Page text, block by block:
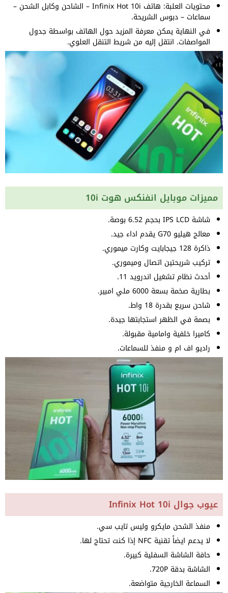
محتويات العلبة: هاتف Infinix Hot 10i – الشاحن وكابل الشحن –
سماعات – دبوس الشريحة.
في النهاية يمكن معرفة المزيد حول الهاتف بواسطة جدول
المواصفات. انتقل إليه من شريط التنقل العلوي.
مميزات موبايل انفنكس هوت 10i
شاشة IPS LCD بحجم 6.52 بوصة.
معالج هيليو G70 يقدم اداء جيد.
ذاكرة 128 جيجابايت وكارت ميموري.
تركيب شريحتين اتصال وميموري.
أحدث نظام تشغيل اندرويد 11.
بطارية صخمة بسعة 6000 ملي امبير.
شاحن سريع بقدرة 18 واط.
بصمة في الظهر استجابتها جيدة.
كاميرا خلفية وامامية مقبولة.
راديو اف ام و منفذ للسماعات.
عيوب جوال Infinix Hot 10i
منفذ الشحن مايكرو وليس تايب سي.
لا يدعم ايضاً تقنية NFC إذا كنت تحتاج لها.
حافة الشاشة السفلية كبيرة.
الشاشة بدقة 720P.
السماعة الخارجية متواضعة.